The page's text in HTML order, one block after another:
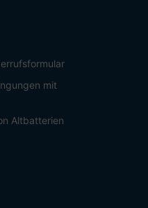
mit
Altbatterien